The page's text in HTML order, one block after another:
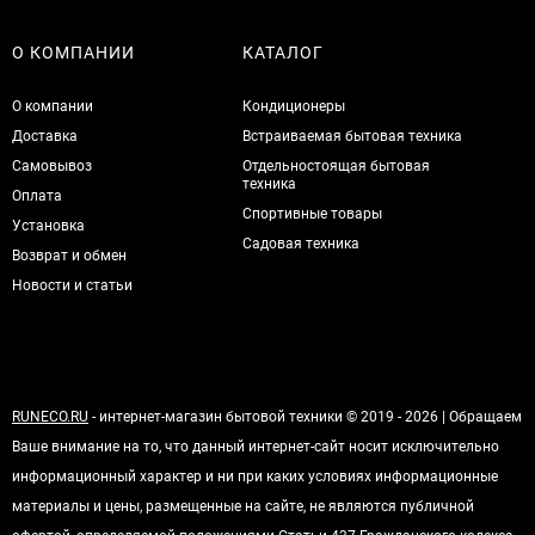
О КОМПАНИИ
О компании
Доставка
Самовывоз
Оплата
Установка
Возврат и обмен
Новости и статьи
КАТАЛОГ
Кондиционеры
Встраиваемая бытовая техника
Отдельностоящая бытовая
техника
Спортивные товары
Садовая техника
RUNECO.RU - интернет-магазин бытовой техники © 2019 - 2026 | Обращаем
Ваше внимание на то, что данный интернет-сайт носит исключительно
информационный характер и ни при каких условиях информационные
материалы и цены, размещенные на сайте, не являются публичной